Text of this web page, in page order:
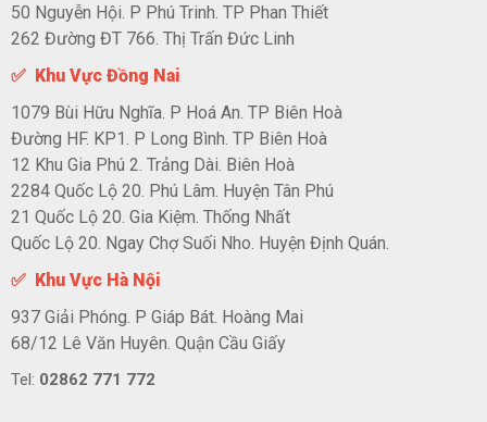
50 Nguyễn Hội. P Phú Trinh. TP Phan Thiết
262 Đường ĐT 766. Thị Trấn Đức Linh
✅ Khu Vực Đồng Nai
1079 Bùi Hữu Nghĩa. P Hoá An. TP Biên Hoà
Đường HF. KP1. P Long Bình. TP Biên Hoà
12 Khu Gia Phú 2. Trảng Dài. Biên Hoà
2284 Quốc Lộ 20. Phú Lâm. Huyện Tân Phú
21 Quốc Lộ 20. Gia Kiệm. Thống Nhất
Quốc Lộ 20. Ngay Chợ Suối Nho. Huyện Định Quán.
✅ Khu Vực Hà Nội
937 Giải Phóng. P Giáp Bát. Hoàng Mai
68/12 Lê Văn Huyên. Quận Cầu Giấy
Tel: 02862 771 772